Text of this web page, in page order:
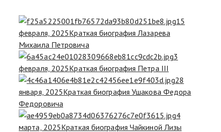
15
февраля, 2025Краткая биография Лазарева
Михаила Петровича
3
февраля, 2025Краткая биография Петра III
28
января, 2025Краткая биография Ушакова Федора
Федоровича
4
марта, 2025Краткая биография Чайкиной Лизы